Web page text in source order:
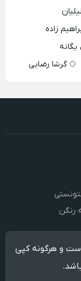
زاده
گرشا رضایی
رنگن
و هرگونه کپی